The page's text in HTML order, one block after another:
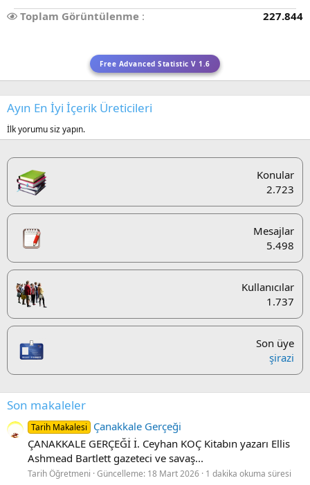
Toplam Görüntülenme 227.844
Free Advanced Statistic V 1.6
Ayın En İyi İçerik Üreticileri
İlk yorumu siz yapın.
Konular
2.723
Mesajlar
5.498
Kullanıcılar
1.737
Son üye
şirazi
Son makaleler
Tarih Makalesi
Çanakkale Gerçeği
ÇANAKKALE GERÇEĞİ İ. Ceyhan KOÇ Kitabın yazarı Ellis
Ashmead Bartlett gazeteci ve savaş...
Tarih Öğretmeni Güncelleme: 18 Mart 2026 1 dakika okuma süresi